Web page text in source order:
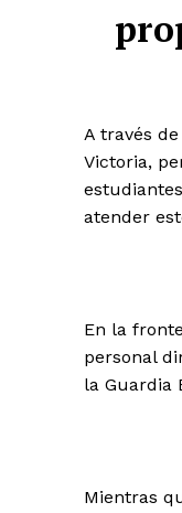
A través
Victoria,
atender
En la
personal
la Guardia
Mientras